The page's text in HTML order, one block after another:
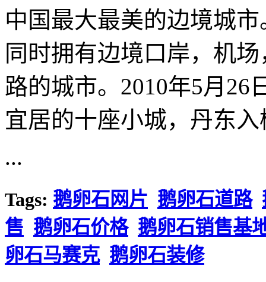
中国最大最美的边境城
同时拥有边境口岸，机
路的城市。2010年5月26
宜居的十座小城，丹东入
...
Tags: 鹅卵石网片 鹅卵石道路
售 鹅卵石价格 鹅卵石销售基
卵石马赛克 鹅卵石装修